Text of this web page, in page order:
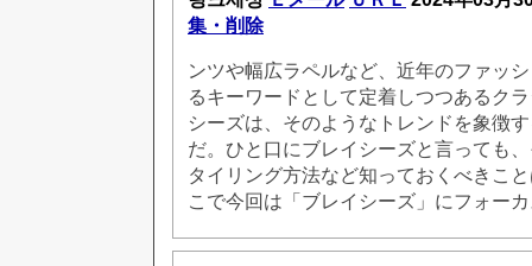
集・削除
ンツや幅広ラペルなど、近年のファッ
るキーワードとして定着しつつあるク
シーズは、そのようなトレンドを象徴
だ。ひと口にブレイシーズと言っても
タイリング方法など知っておくべきこ
こで今回は「ブレイシーズ」にフォー